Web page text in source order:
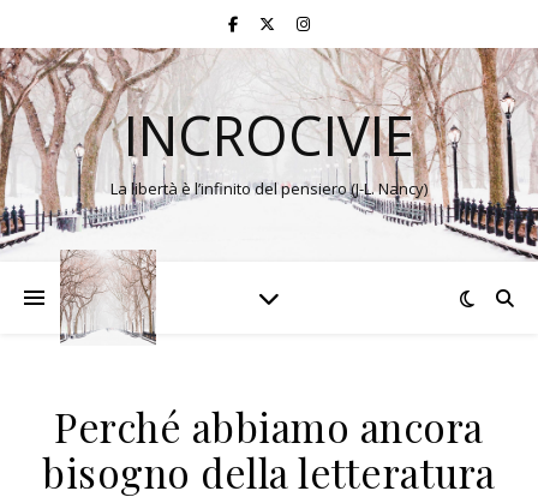
INCROCIVIE
La libertà è l’infinito del pensiero (J-L. Nancy)
Perché abbiamo ancora
bisogno della letteratura